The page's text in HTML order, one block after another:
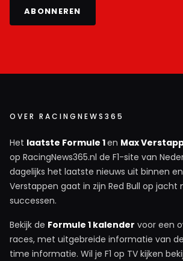
ABONNEREN
OVER RACINGNEWS365
Het laatste Formule 1en Max
op RacingNews365.nl de F1-site van
dagelijks het laatste nieuws uit binnen
Verstappen gaat in zijn Red Bull op jacht
successen.
Bekijk de Formule 1 kalender voor een
races, met uitgebreide informatie van
time informatie. Wil je F1 op TV kijken